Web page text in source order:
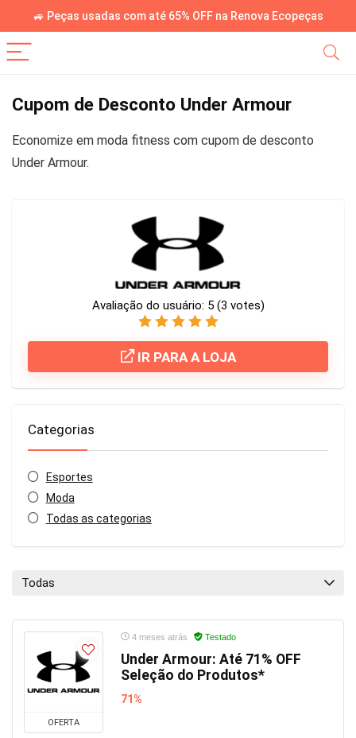
🚙 Peças usadas com até 65% OFF na Renova Ecopeças
Cupom de Desconto Under Armour
Economize em moda fitness com cupom de desconto
Under Armour.
Avaliação do usuário: 5 (3 votes)
IR PARA A LOJA
Categorias
Esportes
Moda
Todas as categorias
Todas
OFERTA
4 meses atrás Testado
Under Armour: Até 71% OFF
Seleção do Produtos*
71%